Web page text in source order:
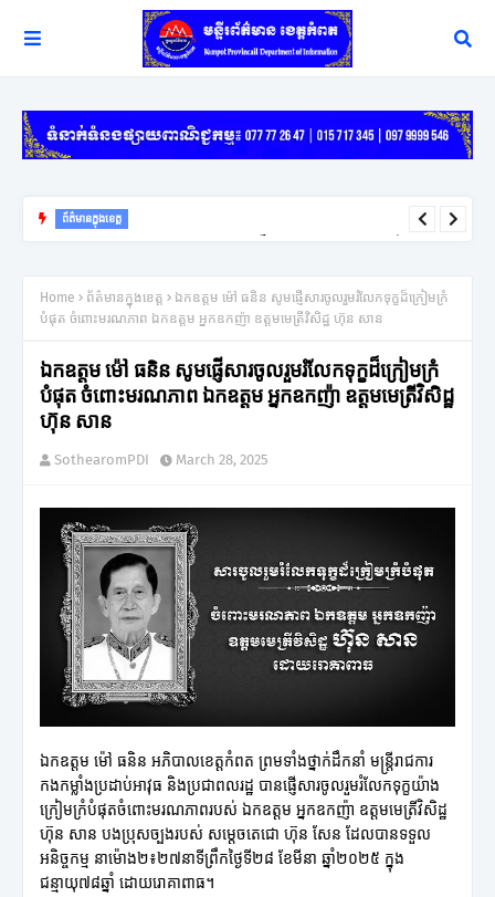
ព័ត៌មានក្នុងខេត្ត
Home ព័ត៌មានក្នុងខេត្ត
ឯកឧត្តម ម៉ៅ ធនិន សូមផ្ញើសារចូលរួមរំលែកទុក្ខដ៏ក្រៀមក្រំ
បំផុត ចំពោះមរណភាព ឯកឧត្តម អ្នកឧកញ៉ា ឧត្តមមេត្រីវិសិដ្ឋ ហ៊ុន សាន
ឯកឧត្តម ម៉ៅ ធនិន សូមផ្ញើសារចូលរួមរំលែកទុក្ខដ៏ក្រៀមក្រំ
បំផុត ចំពោះមរណភាព ឯកឧត្តម អ្នកឧកញ៉ា ឧត្តមមេត្រីវិសិដ្ឋ
ហ៊ុន សាន
SothearomPDI March 28, 2025
ឯកឧត្តម ម៉ៅ ធនិន អភិបាលខេត្តកំពត ព្រមទាំងថ្នាក់ដឹកនាំ មន្ត្រីរាជការ
កងកម្លាំងប្រដាប់អាវុធ និងប្រជាពលរដ្ឋ បានផ្ញើសារចូលរួមរំលែកទុក្ខយ៉ាង
ក្រៀមក្រំបំផុតចំពោះមរណភាពរបស់ ឯកឧត្តម អ្នកឧកញ៉ា ឧត្តមមេត្រីវិសិដ្ឋ
ហ៊ុន សាន បងប្រុសច្បងរបស់ សម្តេចតេជោ ហ៊ុន សែន ដែលបានទទួល
អនិច្ចកម្ម នាម៉ោង២៖២៧នាទីព្រឹកថ្ងៃទី២៨ ខែមីនា ឆ្នាំ២០២៥ ក្នុង
ជន្មាយុ៧៨ឆ្នាំ ដោយរោគាពាធ។